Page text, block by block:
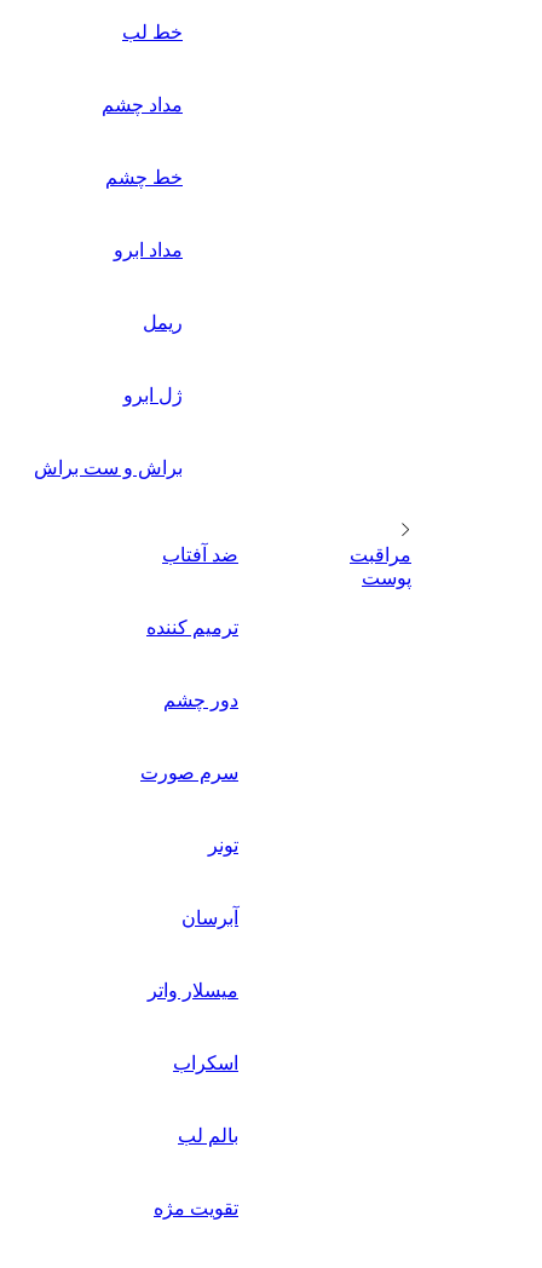
خط لب
مداد چشم
خط چشم
مداد ابرو
ریمل
ژل ابرو
براش و ست براش
مراقبت
پوست
ضد آفتاب
ترمیم کننده
دور چشم
سرم صورت
تونر
آبرسان
میسلار واتر
اسکراب
بالم لب
تقویت مژه